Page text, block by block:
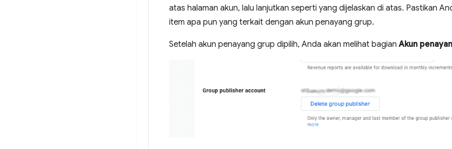
atas halaman akun, lalu lanjutkan seperti yang dijelaskan di atas. Pastikan
item apa pun yang terkait dengan akun penayang grup.
Setelah akun penayang grup dipilih, Anda akan melihat bagianAkun